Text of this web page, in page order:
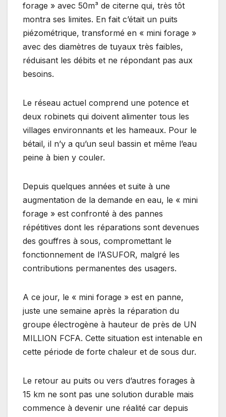
forage » avec 50m³ de citerne qui, très tôt
montra ses limites. En fait c’était un puits
piézométrique, transformé en « mini forage »
avec des diamètres de tuyaux très faibles,
réduisant les débits et ne répondant pas aux
besoins.
Le réseau actuel comprend une potence et
deux robinets qui doivent alimenter tous les
villages environnants et les hameaux. Pour le
bétail, il n’y a qu’un seul bassin et même l’eau
peine à bien y couler.
Depuis quelques années et suite à une
augmentation de la demande en eau, le « mini
forage » est confronté à des pannes
répétitives dont les réparations sont devenues
des gouffres à sous, compromettant le
fonctionnement de l’ASUFOR, malgré les
contributions permanentes des usagers.
A ce jour, le « mini forage » est en panne,
juste une semaine après la réparation du
groupe électrogène à hauteur de près de UN
MILLION FCFA. Cette situation est intenable en
cette période de forte chaleur et de sous dur.
Le retour au puits ou vers d’autres forages à
15 km ne sont pas une solution durable mais
commence à devenir une réalité car depuis